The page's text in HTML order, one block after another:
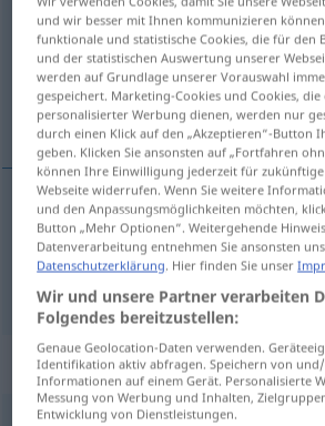
Übersicht aller Übersetzungen
(Für mehr Details die Übersetzung
obuhvatiti, obuzeti , uključiti
obuhvatiti (-ćati),obuzeti(-zimati)
Synonyme für
und wir besser mit Ihnen kommunizieren
funktionale und statistische Cookies, die für den
und der statistischen Auswertung unserer
werden auf Grundlage unserer Vorauswahl
gespeichert. Marketing-Cookies und Cookies,
personalisierter Werbung dienen, werden nur
durch einen Klick auf den „Akzeptieren“-Button
geben. Klicken Sie ansonsten auf „Fortfahren
können Ihre Einwilligung jederzeit für zukünftige
Webseite widerrufen. Wenn Sie weitere
und den Anpassungsmöglichkeiten möchten,
Button „Mehr Optionen“. Weitergehende
Datenverarbeitung entnehmen Sie ansonsten
Datenschutzerklärung. Hier finden Sie unser
Wir und unsere Partner verarbeiten
Folgendes bereitzustellen:
Genaue Geolocation-Daten verwenden.
Identifikation aktiv abfragen. Speichern von
Informationen auf einem Gerät. Personalisierte
Messung von Werbung und Inhalten,
Entwicklung von Dienstleistungen.